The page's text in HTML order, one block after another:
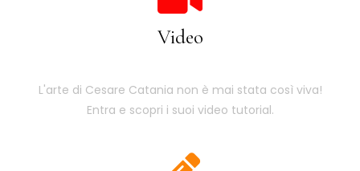
Video
L'arte di Cesare Catania non è mai stata così viva!
Entra e scopri i suoi video tutorial.